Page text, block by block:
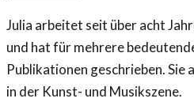
Julia arbeitet seit über acht
und hat für mehrere
Publikationen geschrieben.
in der Kunst- und Musikszene.